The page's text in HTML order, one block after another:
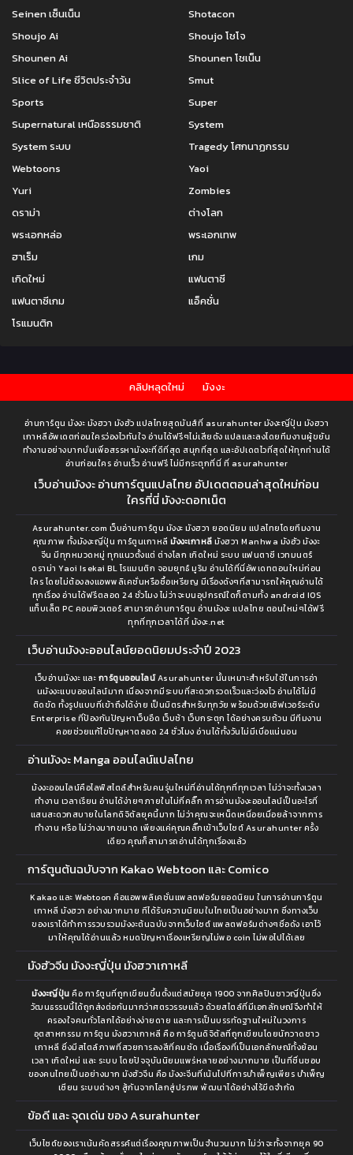
Seinen เซ็นเน็น
Shotacon
Shoujo Ai
Shoujo โชโจ
Shounen Ai
Shounen โชเน็น
Slice of Life ชีวิตประจำวัน
Smut
Sports
Super
Supernatural เหนือธรรมชาติ
System
System ระบบ
Tragedy โศกนาฏกรรม
Webtoons
Yaoi
Yuri
Zombies
ดราม่า
ต่างโลก
พระเอกหล่อ
พระเอกเทพ
ฮาเร็ม
เกม
เกิดใหม่
แฟนตาซี
แฟนตาซีเกม
แอ็คชั่น
โรแมนติก
คลิปหลุดใหม่ มังงะ
อ่านการ์ตูน มังงะ มังฮวา มังฮัว แปลไทยสุดมันส์ที่ asurahunter มังงะญี่ปุ่น มังฮวา
เกาหลีอัพเดตก่อนใครว่องไวทันใจ อ่านได้ฟรีๆไม่เสียตัง แปลและลงโดยทีมงานผู้ขยัน
ทำงานอย่างบากบั่นเพื่อสรรหามังงะที่ดีที่สุด สนุกที่สุด และอัปเดตไวที่สุดให้ทุกท่านได้
อ่านก่อนใคร อ่านเร็ว อ่านฟรี ไม่มีกระตุกที่นี่ ที่ asurahunter
เว็บอ่านมังงะ อ่านการ์ตูนแปลไทย อัปเดตตอนล่าสุดใหม่ก่อน
ใครที่นี่ มังงะดอทเน็ต
Asurahunter.com เว็บอ่านการ์ตูน มังงะ มังฮวา ยอดนิยม แปลไทยโดยทีมงาน
คุณภาพ ทั้งมังงะญี่ปุ่น การ์ตูนเกาหลีมังงะเกาหลี มังฮวา Manhwa มังฮัว มังงะ
จีน มีทุกหมวดหมู่ ทุกแนวตั้งแต่ ต่างโลก เกิดใหม่ ระบบ แฟนตาซี เวทมนตร์
ดราม่า Yaoi Isekai BL โรแมนติก จอมยุทธ์ มูริม อ่านได้ที่นี่อัพเดทตอนใหม่ก่อน
ใคร โดยไม่ต้องลงแอพพลิเคชั่นหรือซื้อเหรียญ มีเรื่องดังๆที่สามารถให้คุณอ่านได้
ทุกเรื่อง อ่านได้ฟรีตลอด 24 ชั่วโมง ไม่ว่าจะบนอุปกรณ์ใดก็ตามทั้ง android IOS
แท็บเล็ต PC คอมพิวเตอร์ สามารถอ่านการ์ตูน อ่านมังงะ แปลไทย ตอนใหม่ๆได้ฟรี
ทุกที่ทุกเวลาได้ที่ มังงะ.net
เว็บอ่านมังงะออนไลน์ยอดนิยมประจำปี 2023
เว็บอ่านมังงะ และ การ์ตูนออนไลน์Asurahunter นั้นเหมาะสำหรับใช้ในการอ่า
นมังงะแบบออนไลน์มาก เนื่องจากมีระบบที่สะดวกรวดเร็วและว่องไว อ่านได้ไม่มี
ติดขัด ทั้งรูปแบบที่เข้าถึงได้ง่าย เป็นมิตรสำหรับทุกวัย พร้อมด้วยเซิฟเวอร์ระดับ
Enterprise ที่ป้องกันปัญหาเว็บอืด เว็บช้า เว็บกระตุก ได้อย่างครบถ้วน มีทีมงาน
คอยช่วยแก้ไขปัญหาตลอด 24 ชั่วโมง อ่านได้ทั้งวันไม่มีเบื่อแน่นอน
อ่านมังงะ Manga ออนไลน์แปลไทย
ม้งงะออนไลน์คือไลฟ์สไตล์สำหรับคนรุ่นใหม่ที่อ่านได้ทุกที่ทุกเวลา ไม่ว่าจะทั้งเวลา
ทำงาน เวลาเรียน อ่านได้ง่ายๆภายในไม่กี่คลิ๊ก การอ่านมังงะออนไลน์เป็นอะไรที่
แสนสะดวกสบายในโลกดิจิตัลยุคนี้มาก ไม่ว่าคุณจะเหน็ดเหนื่อยเมื่อยล้าจากการ
ทำงาน หรือ ไม่ว่างมากขนาด เพียงแค่คุณคลิ๊กเข้าเว็บไซต์ Asurahunter ครั้ง
เดียว คุณก็สามารถอ่านได้ทุกเรื่องแล้ว
การ์ตูนต้นฉบับจาก Kakao Webtoon และ Comico
Kakao และ Webtoon คือแอพพลิเคชั่นแพลตฟอร์มยอดนิยม ในการอ่านการ์ตูน
เกาหลี มังฮวา อย่างมากมาย ทีได้รับความนิยมในไทยเป็นอย่างมาก ซึ่งทางเว็บ
ของเราได้ทำการรวบรวมมังงะต้นฉบับจากเว็บไซต์ แพลตฟอร์มต่างๆชื่อดัง เอาไว้
มาให้คุณได้อ่านแล้ว หมดปัญหาเรื่องเหรียญไม่พอ coin ไม่พอไปได้เลย
มังฮัวจีน มังงะญี่ปุ่น มังฮวาเกาหลี
มังงะญี่ปุ่น คือ การ์ตูนที่ถูกเขียนขึ้นตั้งแต่สมัยยุค 1900 จากศิลปินชาวญี่ปุ่นซึ่ง
วัฒนธรรมนี้ได้ถูกส่งต่อกันมากว่าศตรวรรษแล้ว ด้วยสไตล์ที่มีเอกลักษณ์จึงทำให้
ครองใจคนทั่วโลกได้อย่างง่ายดาย และการเป็นบรรทัดฐานใหม่ในวงการ
อุตสาหกรรม การ์ตูน มังฮวาเกาหลี คือ การ์ตูนดิจิตัลที่ถูกเขียนโดยนักวาดชาว
เกาหลี ซึ่งมีสไตล์ภาพที่สวยการลงสีที่คมชัด เนื้อเรื่องที่เป็นเอกลักษณ์ทั้งย้อน
เวลา เกิดใหม่ และ ระบบ โดยปัจจุบันนิยมแพร่หลายอย่างมากมาย เป็นที่ชื่นชอบ
ของคนไทยเป็นอย่างมาก มังฮัวจีน คือ มังงะจีนที่เน้นไปที่การบำเพ็ญเพียร บำเพ็ญ
เซียน ระบบต่างๆ สู้กันจากโลกสู่ปรภพ พัฒนาได้อย่างไร้ขีดจำกัด
ข้อดี และ จุดเด่น ของ Asurahunter
เว็บไซต์ของเราเน้นคัดสรรค์แต่เรื่องคุณภาพเป็นจำนวนมาก ไม่ว่าจะทั้งจากยุค 90